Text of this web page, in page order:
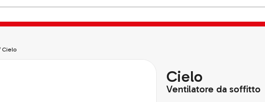
Cielo
Cielo
Ventilatore da soffitto